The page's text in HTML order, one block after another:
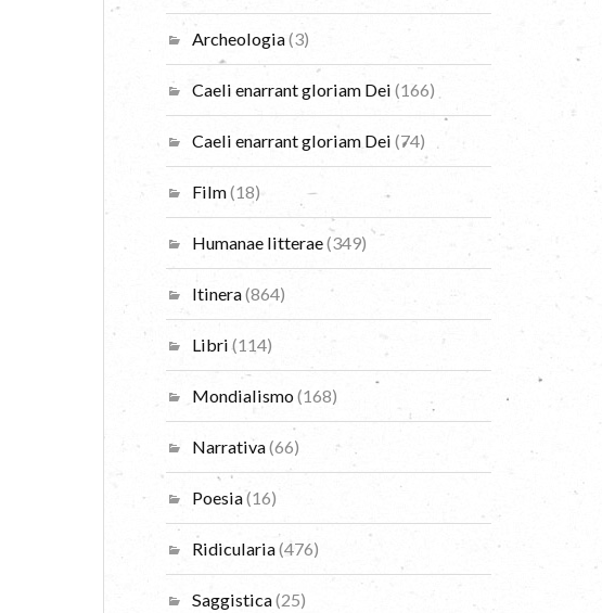
Archeologia(3)
Caeli enarrant gloriam Dei (166)
Caeli enarrant gloriam Dei (74)
Film(18)
Humanae litterae(349)
Itinera(864)
Libri (114)
Mondialismo(168)
Narrativa(66)
Poesia(16)
Ridicularia(476)
Saggistica(25)